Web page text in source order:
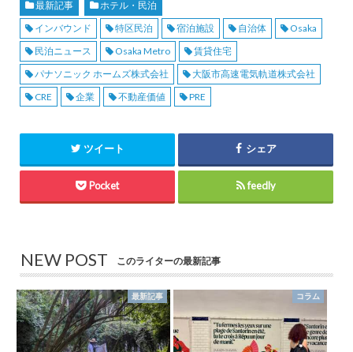
最新記事
ホテル・民泊
インバウンド
特区民泊 宿泊施設 自治体
Osaka
民泊ニュース
Osaka Metro
賃貸住宅
パナソニック ホームズ株式会社
大阪市高速電気軌道株式会社
CRE
企業 不動産価値 PRE
ツイート シェア
Pocket feedly
NEW POST このライターの最新記事
最新記事 コラム